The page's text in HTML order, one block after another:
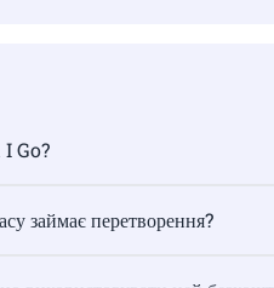
Go?
займає перетворення?